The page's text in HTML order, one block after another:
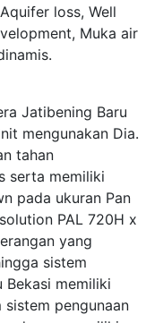
loss, Well
Muka air
Jatibening Baru
mengunakan Dia.
tahan
serta memiliki
pada ukuran Pan
PAL 720H x
yang
sistem
Bekasi memiliki
pengunaan